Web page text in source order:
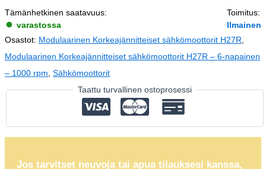
Tämänhetkinen saatavuus:
varastossa
Toimitus:
Ilmainen
Osastot: Modulaarinen Korkeajännitteiset sähkömoottorit H27R
Modulaarinen Korkeajännitteiset sähkömoottorit H27R – 6-napainen
– 1000 rpm Sähkömoottorit
Taattu turvallinen ostoprosessi
Jos tarvitset neuvoja tai apua tilauksesi kanssa,